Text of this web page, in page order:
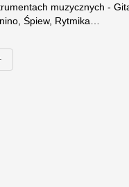
muzycznych -
Śpiew, Rytmika…